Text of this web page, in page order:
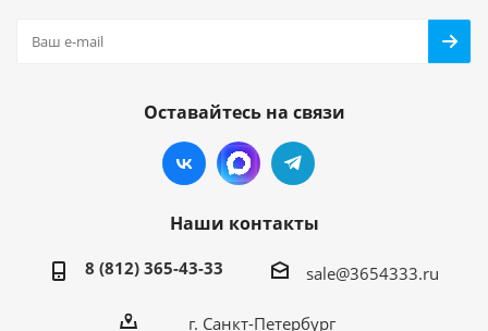
Оставайтесь на связи
Наши контакты
8 (812) 365-43-33 sale@3654333.ru
г. Санкт-Петербург